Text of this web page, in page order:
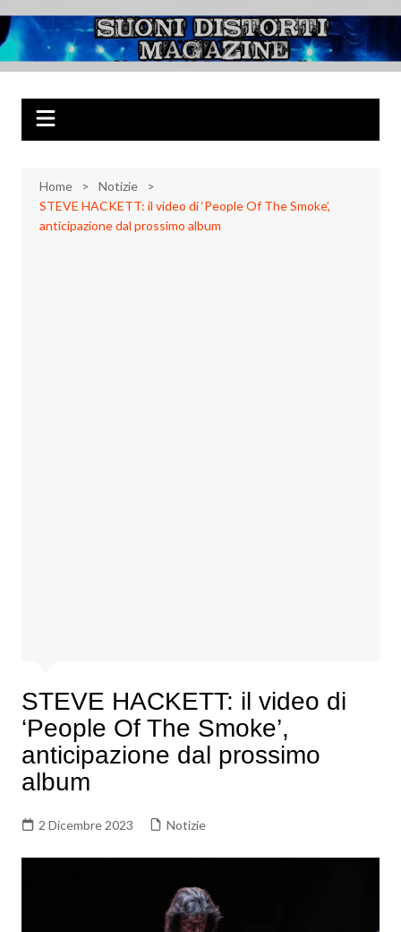
al
contenuto
Suoni Distorti
Magazine
Musica Rock, Metal, Punk e varie sonorità alternative
Home
Notizie
STEVE HACKETT: il video di ‘People Of The Smoke’,
anticipazione dal prossimo album
STEVE HACKETT: il video di
‘People Of The Smoke’,
anticipazione dal prossimo
album
2 Dicembre 2023 Notizie